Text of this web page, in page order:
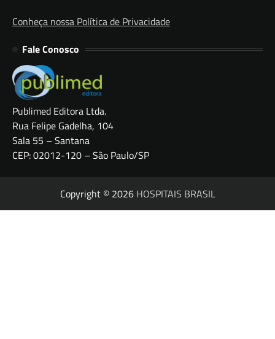
Conheça nossa Política de Privacidade
Fale Conosco
Publimed Editora Ltda.
Rua Felipe Gadelha, 104
Sala 55 – Santana
CEP: 02012-120 – São Paulo/SP
Copyright © 2026 HOSPITAIS BRASIL